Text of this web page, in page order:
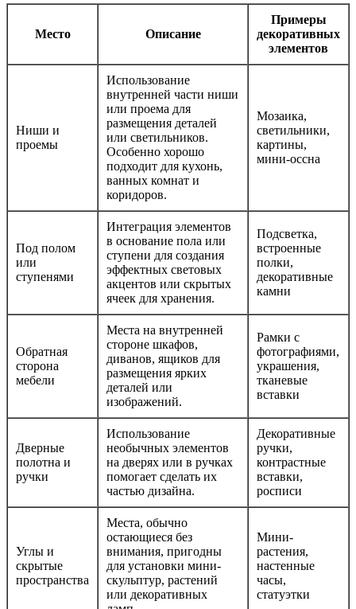
Место Описание
Примеры
декоративных
элементов
Ниши и
проемы
Использование
внутренней части ниши
или проема для
размещения деталей
или светильников.
Особенно хорошо
подходит для кухонь,
ванных комнат и
коридоров.
Мозаика,
светильники,
картины,
мини-оссна
Под полом
или
ступенями
Интеграция элементов
в основание пола или
ступени для создания
эффектных световых
акцентов или скрытых
ячеек для хранения.
Подсветка,
встроенные
полки,
декоративные
камни
Обратная
сторона
мебели
Места на внутренней
стороне шкафов,
диванов, ящиков для
размещения ярких
деталей или
изображений.
Рамки с
фотографиями,
украшения,
тканевые
вставки
Дверные
полотна и
ручки
Использование
необычных элементов
на дверях или в ручках
помогает сделать их
частью дизайна.
Декоративные
ручки,
контрастные
вставки,
росписи
Углы и
скрытые
пространства
Места, обычно
остающиеся без
внимания, пригодны
для установки мини-
скульптур, растений
или декоративных
Мини-
растения,
настенные
часы,
статуэтки